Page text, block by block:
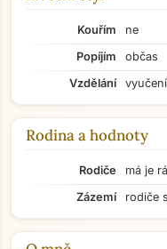
Kouřím
ne
Popíjím
občas
Vzdělání
vyučení
Rodina a hodnoty
Rodiče
má je
Zázemí
rodiče